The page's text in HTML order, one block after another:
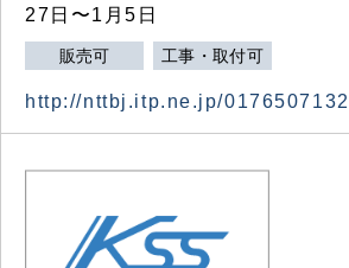
27日〜1月5日
販売可 工事・取付可
http://nttbj.itp.ne.jp/